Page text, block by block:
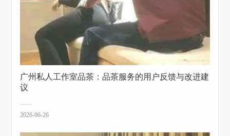
‌广州私人工作室品茶‌：品茶服务的用户反馈与改进建
议
2026-06-26